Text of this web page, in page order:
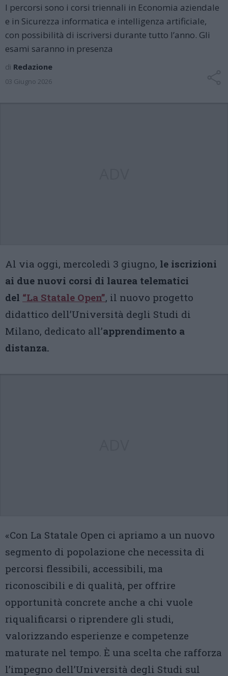
I percorsi sono i corsi triennali in Economia aziendale
e in Sicurezza informatica e intelligenza artificiale,
con possibilità di iscriversi durante tutto l’anno. Gli
esami saranno in presenza
di Redazione
03 Giugno 2026
Al via oggi, mercoledì 3 giugno, le iscrizioni
ai due nuovi corsi di laurea telematici
del “La Statale Open”, il nuovo progetto
didattico dell’Università degli Studi di
Milano, dedicato all’apprendimento a
distanza.
«Con La Statale Open ci apriamo a un nuovo
segmento di popolazione che necessita di
percorsi flessibili, accessibili, ma
riconoscibili e di qualità, per offrire
opportunità concrete anche a chi vuole
riqualificarsi o riprendere gli studi,
valorizzando esperienze e competenze
maturate nel tempo. È una scelta che rafforza
l’impegno dell’Università degli Studi sul